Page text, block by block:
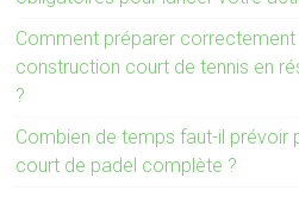
Comment préparer correctement
construction court de tennis en
?
Combien de temps faut-il prévoir
court de padel complète ?